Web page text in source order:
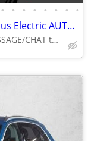
• • • • • • • •
2021 Tesla Model 3 Standard Range Plus Electric AUTONATION
Call (855) 927-1218 or MESSAGE/CHAT to confirm availability